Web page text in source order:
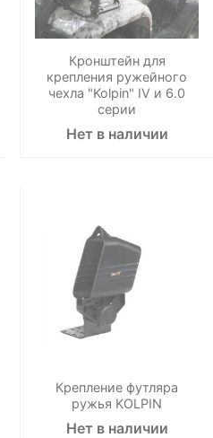
Кронштейн для
крепления ружейного
чехла "Kolpin" IV и 6.0
серии
Нет в наличии
Крепление футляра
ружья KOLPIN
Нет в наличии